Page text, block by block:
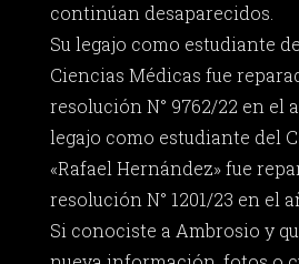
continúan desaparecidos.
Su legajo como estudiante
Ciencias Médicas fue
resolución N° 9762/22 en el
legajo como estudiante del
«Rafael Hernández» fue
resolución N° 1201/23 en el
Si conociste a Ambrosio y